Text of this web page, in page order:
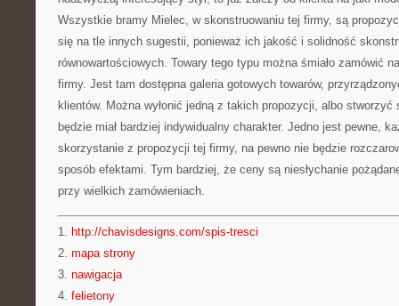
Wszystkie bramy Mielec, w skonstruowaniu tej firmy, są
się na tle innych sugestii, ponieważ ich jakość i solidność
równowartościowych. Towary tego typu można śmiało zamówić
firmy. Jest tam dostępna galeria gotowych towarów,
klientów. Można wyłonić jedną z takich propozycji, albo
będzie miał bardziej indywidualny charakter. Jedno jest pewne,
skorzystanie z propozycji tej firmy, na pewno nie będzie
sposób efektami. Tym bardziej, że ceny są niesłychanie
przy wielkich zamówieniach.
1. http://chavisdesigns.com/spis-tresci
2. mapa strony
3. nawigacja
4. felietony